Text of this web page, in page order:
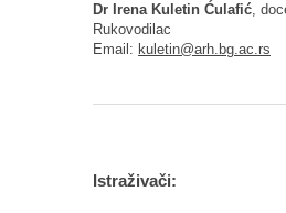
Dr Irena Kuletin Ćulafić,
Rukovodilac
Email: kuletin@arh.bg.ac.rs
Istraživači: